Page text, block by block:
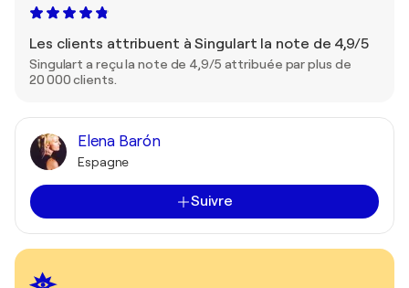
Les clients attribuent à Singulart la note de 4,9/5
Singulart a reçu la note de 4,9/5 attribuée par plus de
20 000 clients.
Elena Barón
Espagne
Suivre